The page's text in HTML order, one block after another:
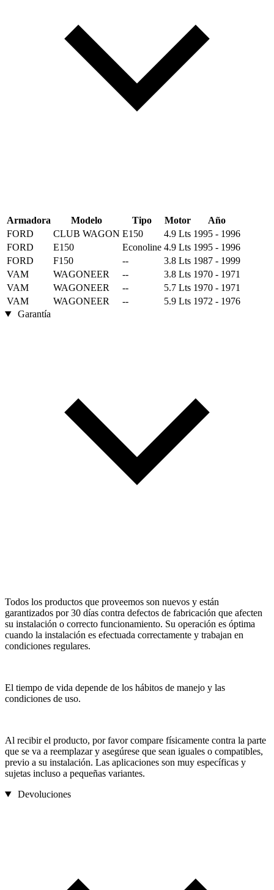
Armadora Modelo Tipo Motor
Año
FORD
CLUB WAGON E150 4.9 Lts 1995 - 1996
FORD
E150 Econoline 4.9 Lts 1995 - 1996
FORD
F150 -- 3.8 Lts 1987 - 1999
VAM
WAGONEER -- 3.8 Lts 1970 - 1971
VAM
WAGONEER -- 5.7 Lts 1970 - 1971
VAM
WAGONEER -- 5.9 Lts 1972 - 1976
Garantía
Todos los productos que proveemos son nuevos y están
garantizados por 30 días contra defectos de fabricación que afecten
su instalación o correcto funcionamiento. Su operación es óptima
cuando la instalación es efectuada correctamente y trabajan en
condiciones regulares.
El tiempo de vida depende de los hábitos de manejo y las
condiciones de uso.
Al recibir el producto, por favor compare físicamente contra la parte
que se va a reemplazar y asegúrese que sean iguales o compatibles,
previo a su instalación. Las aplicaciones son muy específicas y
sujetas incluso a pequeñas variantes.
Devoluciones